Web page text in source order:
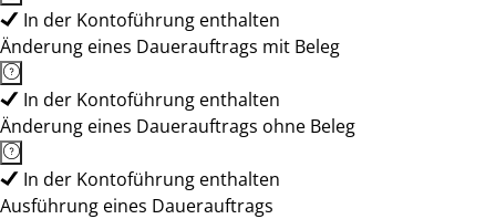
In der Kontoführung enthalten
Änderung eines Dauerauftrags mit Beleg
In der Kontoführung enthalten
Änderung eines Dauerauftrags ohne Beleg
In der Kontoführung enthalten
Ausführung eines Dauerauftrags